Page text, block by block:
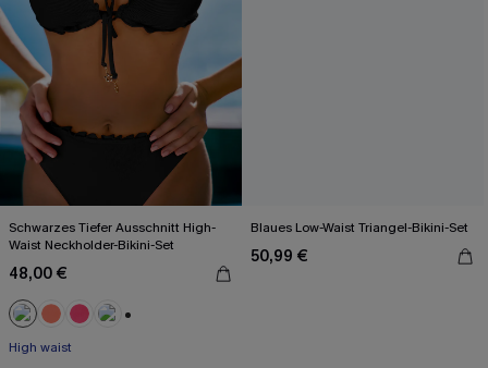
Schwarzes Tiefer Ausschnitt High-
Waist Neckholder-Bikini-Set
48,00 €
High waist
Blaues Low-Waist Triangel-Bikini-Set
50,99 €